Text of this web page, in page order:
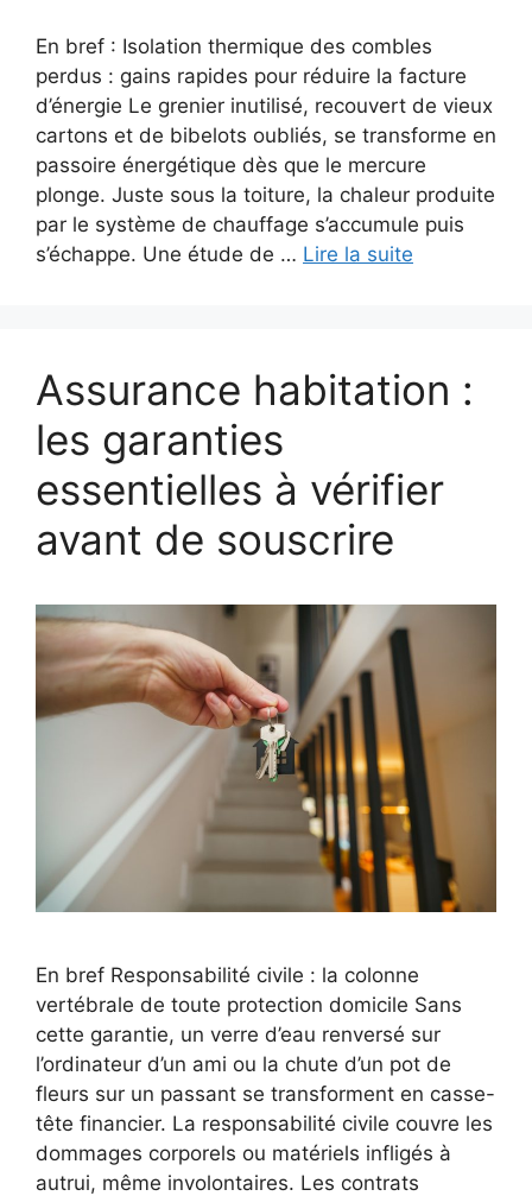
En bref : Isolation thermique des combles
perdus : gains rapides pour réduire la facture
d’énergie Le grenier inutilisé, recouvert de vieux
cartons et de bibelots oubliés, se transforme en
passoire énergétique dès que le mercure
plonge. Juste sous la toiture, la chaleur produite
par le système de chauffage s’accumule puis
s’échappe. Une étude de … Lire la suite
Assurance habitation :
les garanties
essentielles à vérifier
avant de souscrire
En bref Responsabilité civile : la colonne
vertébrale de toute protection domicile Sans
cette garantie, un verre d’eau renversé sur
l’ordinateur d’un ami ou la chute d’un pot de
fleurs sur un passant se transforment en casse-
tête financier. La responsabilité civile couvre les
dommages corporels ou matériels infligés à
autrui, même involontaires. Les contrats